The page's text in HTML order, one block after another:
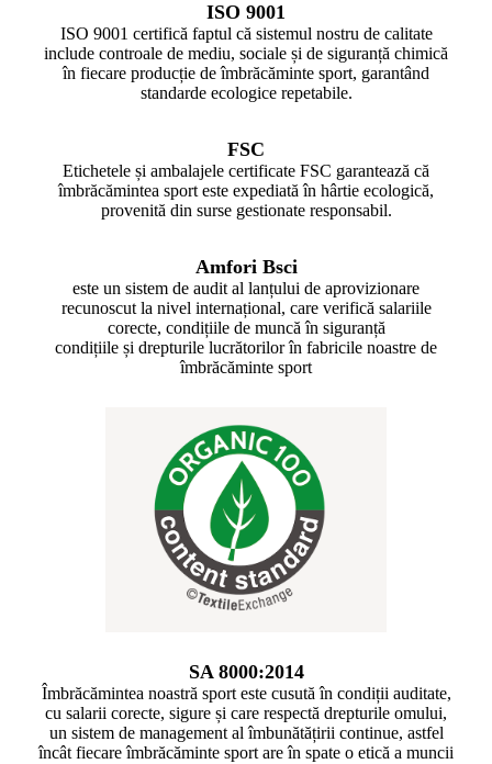
ISO 9001
ISO 9001 certifică faptul că sistemul nostru de calitate
include controale de mediu, sociale și de siguranță chimică
în fiecare producție de îmbrăcăminte sport, garantând
standarde ecologice repetabile.
FSC
Etichetele și ambalajele certificate FSC garantează că
îmbrăcămintea sport este expediată în hârtie ecologică,
provenită din surse gestionate responsabil.
Amfori Bsci
este un sistem de audit al lanțului de aprovizionare
recunoscut la nivel internațional, care verifică salariile
corecte, condițiile de muncă în siguranță
condițiile și drepturile lucrătorilor în fabricile noastre de
îmbrăcăminte sport
SA 8000:2014
Îmbrăcămintea noastră sport este cusută în condiții auditate,
cu salarii corecte, sigure și care respectă drepturile omului,
un sistem de management al îmbunătățirii continue, astfel
încât fiecare îmbrăcăminte sport are în spate o etică a muncii